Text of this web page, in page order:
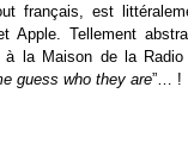
français, est
Apple. Tellement
à la Maison de la
guess who they are”… !